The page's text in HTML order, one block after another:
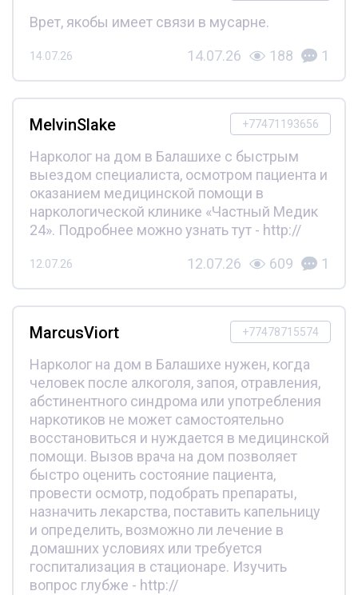
Врет, якобы имеет связи в мусарне.
14.07.26 14.07.26 188 1
+77471193656
MelvinSlake
Нарколог на дом в Балашихе с быстрым
выездом специалиста, осмотром пациента и
оказанием медицинской помощи в
наркологической клинике «Частный Медик
24». Подробнее можно узнать тут - http://
12.07.26 12.07.26 609 1
+77478715574
MarcusViort
Нарколог на дом в Балашихе нужен, когда
человек после алкоголя, запоя, отравления,
абстинентного синдрома или употребления
наркотиков не может самостоятельно
восстановиться и нуждается в медицинской
помощи. Вызов врача на дом позволяет
быстро оценить состояние пациента,
провести осмотр, подобрать препараты,
назначить лекарства, поставить капельницу
и определить, возможно ли лечение в
домашних условиях или требуется
госпитализация в стационаре. Изучить
вопрос глубже - http://